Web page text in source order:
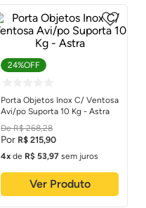
24%OFF
Porta Objetos Inox C/ Ventosa
Avi/po Suporta 10 Kg - Astra
R$ 268,28
R$ 215,90
4
de R$ 53,97 sem juros
Ver Produto